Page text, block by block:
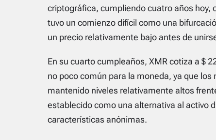
criptográfica, cumpliendo cuatro años hoy,
tuvo un comienzo difícil como una
un precio relativamente bajo antes de
En su cuarto cumpleaños, XMR cotiza a $
no poco común para la moneda, ya que
mantenido niveles relativamente altos
establecido como una alternativa al activo
características anónimas.